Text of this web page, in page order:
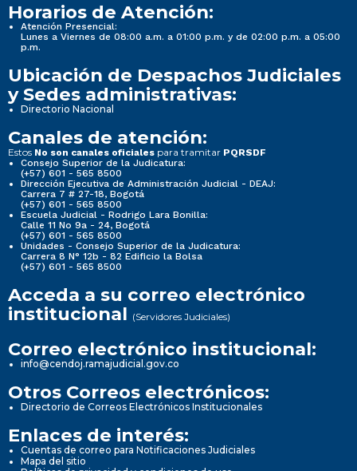
Horarios de Atención:
Atención Presencial:
Lunes a Viernes de 08:00 a.m. a 01:00 p.m. y de 02:00 p.m. a 05:00
p.m.
Ubicación de Despachos Judiciales
y Sedes administrativas:
Directorio Nacional
Canales de atención:
Estos No son canales oficiales para tramitar PQRSDF
Consejo Superior de la Judicatura:
(+57) 601 - 565 8500
Dirección Ejecutiva de Administración Judicial - DEAJ:
Carrera 7 # 27-18, Bogotá
(+57) 601 - 565 8500
Escuela Judicial - Rodrigo Lara Bonilla:
Calle 11 No 9a - 24, Bogotá
(+57) 601 - 565 8500
Unidades - Consejo Superior de la Judicatura:
Carrera 8 N° 12b - 82 Edificio la Bolsa
(+57) 601 - 565 8500
Acceda a su correo electrónico
institucional (Servidores Judiciales)
Correo electrónico institucional:
info@cendoj.ramajudicial.gov.co
Otros Correos electrónicos:
Directorio de Correos Electrónicos Institucionales
Enlaces de interés:
Cuentas de correo para Notificaciones Judiciales
Mapa del sitio